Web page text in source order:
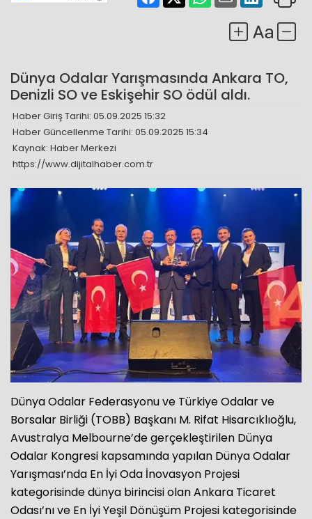
Dünya Odalar Yarışmasında Ankara TO,
Denizli SO ve Eskişehir SO ödül aldı.
Haber Giriş Tarihi: 05.09.2025 15:32
Haber Güncellenme Tarihi: 05.09.2025 15:34
Kaynak: Haber Merkezi
https://www.dijitalhaber.com.tr
Dünya Odalar Federasyonu ve Türkiye Odalar ve
Borsalar Birliği (TOBB) Başkanı M. Rifat Hisarcıklıoğlu,
Avustralya Melbourne’de gerçekleştirilen Dünya
Odalar Kongresi kapsamında yapılan Dünya Odalar
Yarışması’nda En İyi Oda İnovasyon Projesi
kategorisinde dünya birincisi olan Ankara Ticaret
Odası’nı ve En İyi Yeşil Dönüşüm Projesi kategorisinde